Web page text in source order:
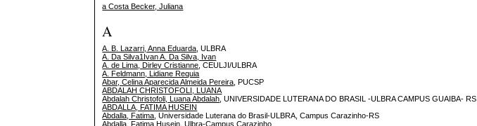
a Costa Becker, Juliana
A
A. B. Lazarri, Anna Eduarda , ULBRA
A. Da Silva1Ivan A. Da Silva, Ivan
A. de Lima, Dirley Cristianne , CEULJI/ULBRA
A. Feldmann, Lidiane Requia
Abar, Celina Aparecida Almeida Pereira , PUCSP
ABDALAH CHRISTOFOLI, LUANA
Abdalah Christofoli, Luana Abdalah , UNIVERSIDADE LUTERANA DO BRASIL -ULBRA CAMPUS GUAIBA- RS
ABDALLA, FATIMA HUSEIN
Abdalla, Fatima , Universidade Luterana do Brasil-ULBRA, Campus Carazinho-RS
Abdalla, Fatima Husein , Ulbra-Campus Carazinho